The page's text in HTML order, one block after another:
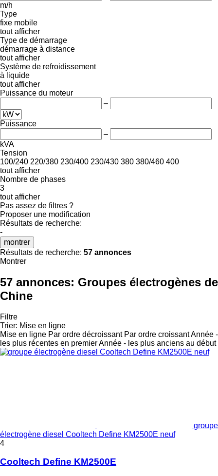
m/h
Type
fixe mobile
tout afficher
Type de démarrage
démarrage à distance
tout afficher
Système de refroidissement
à liquide
tout afficher
Puissance du moteur
–
Puissance
–
kVA
Tension
100/240 220/380 230/400 230/430 380 380/460 400
tout afficher
Nombre de phases
3
tout afficher
Pas assez de filtres ?
Proposer une modification
Résultats de recherche:
-
montrer
Résultats de recherche: 57 annonces
Montrer
57 annonces: Groupes électrogènes de
Chine
Filtre
Trier: Mise en ligne
Mise en ligne Par ordre décroissant Par ordre croissantAnnée -
les plus récentes en premierAnnée - les plus anciens au début
groupe
électrogène diesel Cooltech Define KM2500E neuf
4
Cooltech Define KM2500E